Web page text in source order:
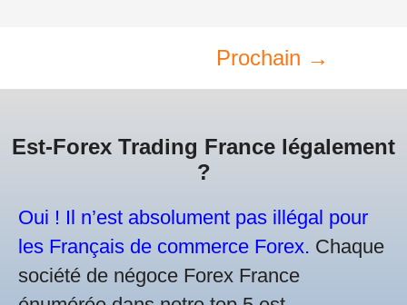
Prochain →
Est-Forex Trading France légalement
?
Oui ! Il n’est absolument pas illégal pour
les Français de commerce Forex. Chaque
société de négoce Forex France